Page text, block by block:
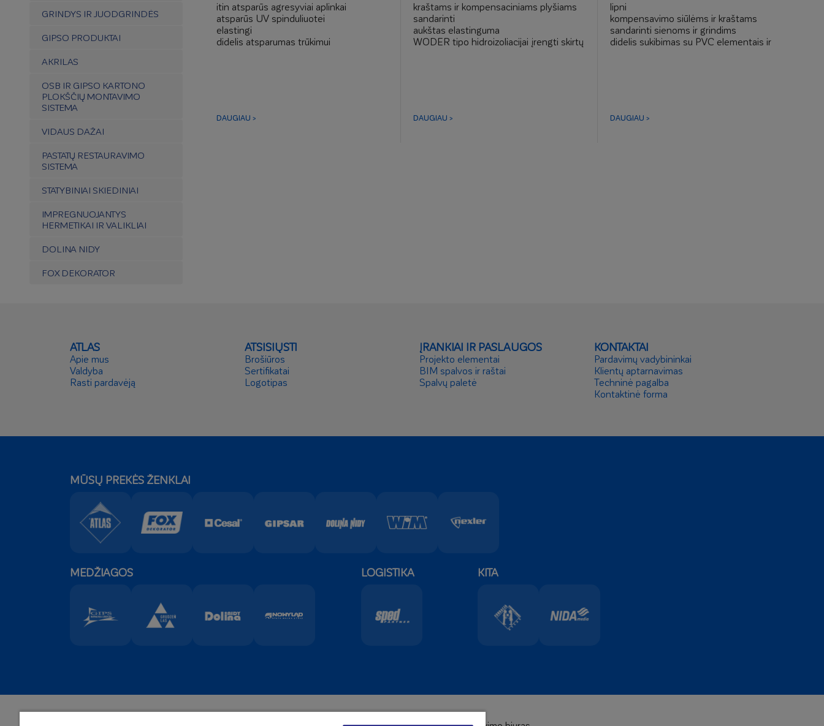
GRINDYS IR JUODGRINDĖS
GIPSO PRODUKTAI
AKRILAS
OSB IR GIPSO KARTONO
PLOKŠČIŲ MONTAVIMO
SISTEMA
VIDAUS DAŽAI
PASTATŲ RESTAURAVIMO
SISTEMA
STATYBINIAI SKIEDINIAI
IMPREGNUOJANTYS
HERMETIKAI IR VALIKLIAI
DOLINA NIDY
FOX DEKORATOR
itin atsparūs agresyviai aplinkai
atsparūs UV spinduliuotei
elastingi
didelis atsparumas trūkimui
DAUGIAU >
kraštams ir kompensaciniams plyšiams
sandarinti
aukštas elastinguma
WODER tipo hidroizoliacijai įrengti skirtų
DAUGIAU >
lipni
kompensavimo siūlėms ir kraštams
sandarinti sienoms ir grindims
didelis sukibimas su PVC elementais ir
DAUGIAU >
ATLAS
Apie mus
Valdyba
Rasti pardavėją
ATSISIŲSTI
Brošiūros
Sertifikatai
Logotipas
ĮRANKIAI IR PASLAUGOS
Projekto elementai
BIM spalvos ir raštai
Spalvų paletė
KONTAKTAI
Pardavimų vadybininkai
Klientų aptarnavimas
Techninė pagalba
Kontaktinė forma
MŪSŲ PREKĖS ŽENKLAI
MEDŽIAGOS LOGISTIKA KITA